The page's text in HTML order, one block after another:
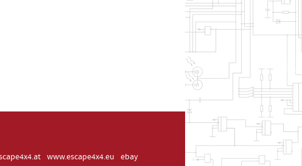
www.escape4x4.eu ebay